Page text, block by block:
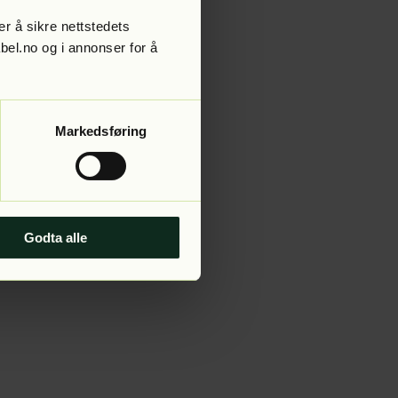
å sikre nettstedets
og i annonser for å
Markedsføring
Godta alle